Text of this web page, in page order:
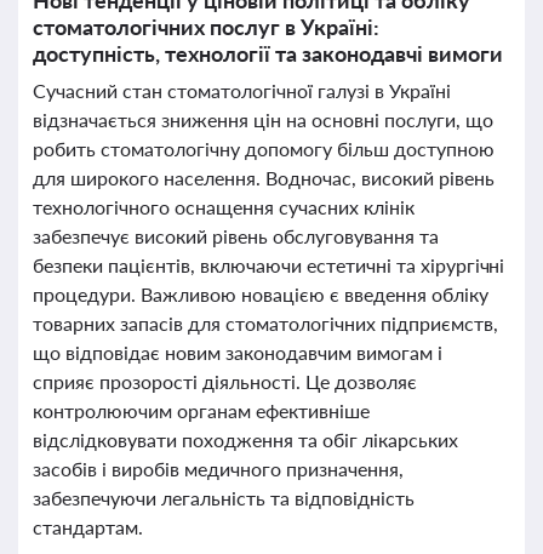
стоматологічних послуг в Україні:
доступність, технології та законодавчі вимоги
Сучасний стан стоматологічної галузі в Україні
відзначається зниження цін на основні послуги, що
робить стоматологічну допомогу більш доступною
для широкого населення. Водночас, високий рівень
технологічного оснащення сучасних клінік
забезпечує високий рівень обслуговування та
безпеки пацієнтів, включаючи естетичні та хірургічні
процедури. Важливою новацією є введення обліку
товарних запасів для стоматологічних підприємств,
що відповідає новим законодавчим вимогам і
сприяє прозорості діяльності. Це дозволяє
контролюючим органам ефективніше
відслідковувати походження та обіг лікарських
засобів і виробів медичного призначення,
забезпечуючи легальність та відповідність
стандартам.